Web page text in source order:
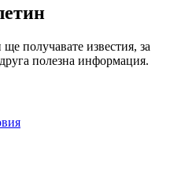
получавате известия, за
полезна информация.